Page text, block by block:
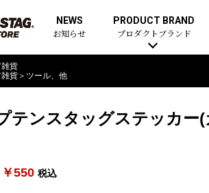
NEWS
お知らせ
PRODUCT BRAND
プロダクトブランド
貨
貨 ＞ ツール、他
テンスタッグステッカー
￥550 税込